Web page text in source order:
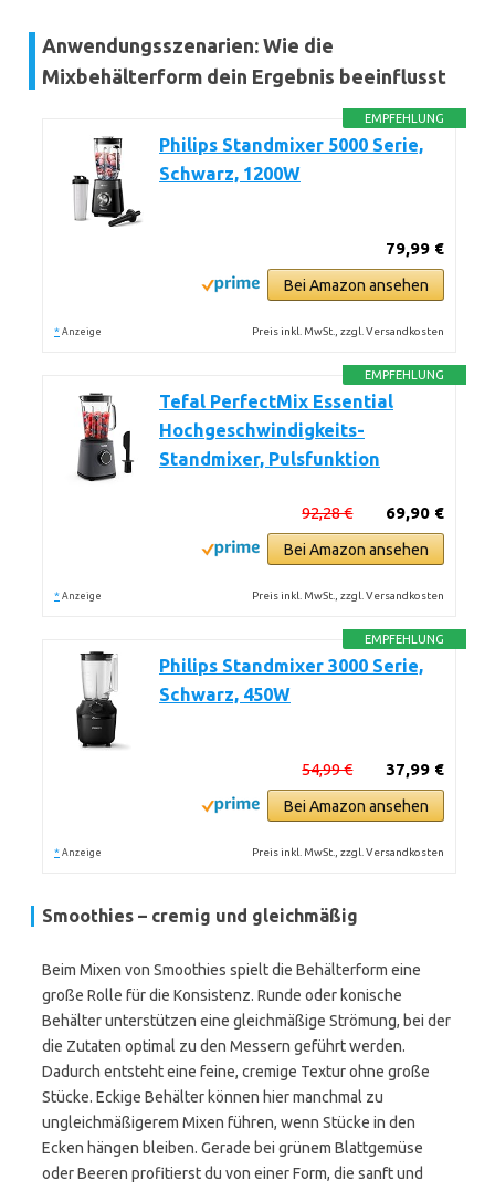
Anwendungsszenarien: Wie die
Mixbehälterform dein Ergebnis beeinflusst
EMPFEHLUNG
Philips Standmixer 5000 Serie,
Schwarz, 1200W
79,99 €
Bei Amazon ansehen
* Anzeige Preis inkl. MwSt., zzgl. Versandkosten
EMPFEHLUNG
Tefal PerfectMix Essential
Hochgeschwindigkeits-
Standmixer, Pulsfunktion
69,90 €
92,28 €
Bei Amazon ansehen
* Anzeige Preis inkl. MwSt., zzgl. Versandkosten
EMPFEHLUNG
Philips Standmixer 3000 Serie,
Schwarz, 450W
37,99 €
54,99 €
Bei Amazon ansehen
* Anzeige Preis inkl. MwSt., zzgl. Versandkosten
Smoothies – cremig und gleichmäßig
Beim Mixen von Smoothies spielt die Behälterform eine
große Rolle für die Konsistenz. Runde oder konische
Behälter unterstützen eine gleichmäßige Strömung, bei der
die Zutaten optimal zu den Messern geführt werden.
Dadurch entsteht eine feine, cremige Textur ohne große
Stücke. Eckige Behälter können hier manchmal zu
ungleichmäßigerem Mixen führen, wenn Stücke in den
Ecken hängen bleiben. Gerade bei grünem Blattgemüse
oder Beeren profitierst du von einer Form, die sanft und